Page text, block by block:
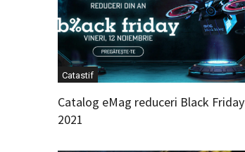
Catastif
Catalog eMag reduceri Black Friday
2021